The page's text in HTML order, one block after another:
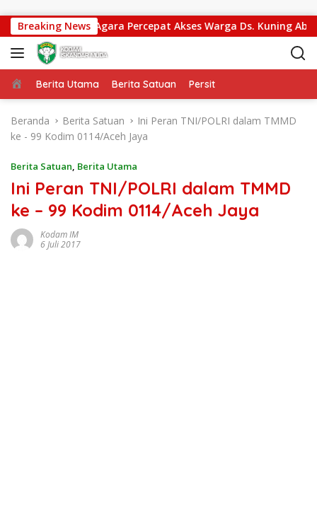
Breaking News
Kodim 0108/Agara Percepat Akses Warga Ds. Kuning Abadi
Beranda
Berita Utama Berita Satuan Persit
Beranda Berita Satuan
Ini Peran TNI/POLRI dalam TMMD
ke - 99 Kodim 0114/Aceh Jaya
Berita Satuan, Berita Utama
Ini Peran TNI/POLRI dalam TMMD
ke – 99 Kodim 0114/Aceh Jaya
Kodam IM
6 Juli 2017